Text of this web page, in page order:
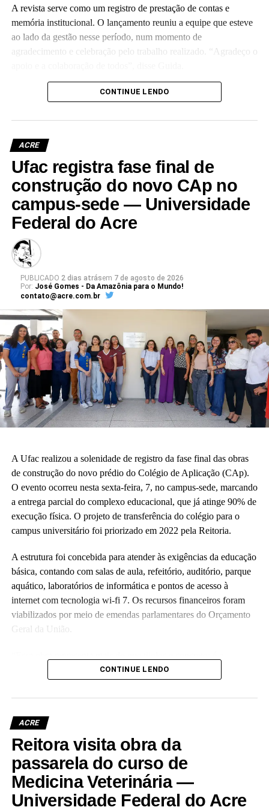
A revista serve como um registro de prestação de contas e
memória institucional. O lançamento reuniu a equipe que esteve
ao lado da gestão nesse período, num momento de
agradecimento e celebração pelo trabalho realizado. “Agradeço o
(Camila Barbosa, estagiária Ascom/Ufac)
Leia Mais: UFAC
CONTINUE LENDO
ACRE
Ufac registra fase final de
construção do novo CAp no
campus-sede — Universidade
Federal do Acre
PUBLICADO 2 dias atrásem 7 de agosto de 2026
Por: José Gomes - Da Amazônia para o Mundo!
contato@acre.com.br
A Ufac realizou a solenidade de registro da fase final das obras
de construção do novo prédio do Colégio de Aplicação (CAp).
O evento ocorreu nesta sexta-feira, 7, no campus-sede, marcando
a entrega parcial do complexo educacional, que já atinge 90% de
execução física. O projeto de transferência do colégio para o
campus universitário foi priorizado em 2022 pela Reitoria.
A estrutura foi concebida para atender às exigências da educação
básica, contando com salas de aula, refeitório, auditório, parque
aquático, laboratórios de informática e pontos de acesso à
internet com tecnologia wi-fi 7. Os recursos financeiros foram
viabilizados por meio de emendas parlamentares do Orçamento
Geral da União.
realização de um compromisso com a qualidade da educação
reitora Guida Aquino. Ela informou que o antigo prédio do
patrimônio histórico da instituição, passará por revitalização para
abrigar o Palácio da Cultura da Ufac.
A vice-reitora eleita, Almecina Balbino, reafirmou a continuidade
dos projetos de expansão da infraestrutura da instituição. “Eu
estarei sempre à disposição, de portas abertas, para seguir os
CONTINUE LENDO
ACRE
Reitora visita obra da
passarela do curso de
Medicina Veterinária —
Universidade Federal do Acre